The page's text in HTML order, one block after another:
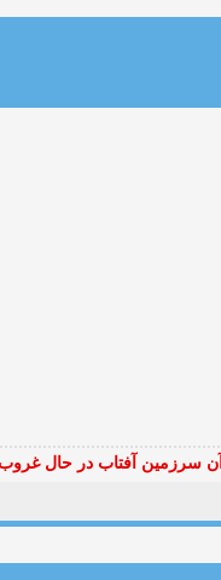
سرزمین آفتاب در حال